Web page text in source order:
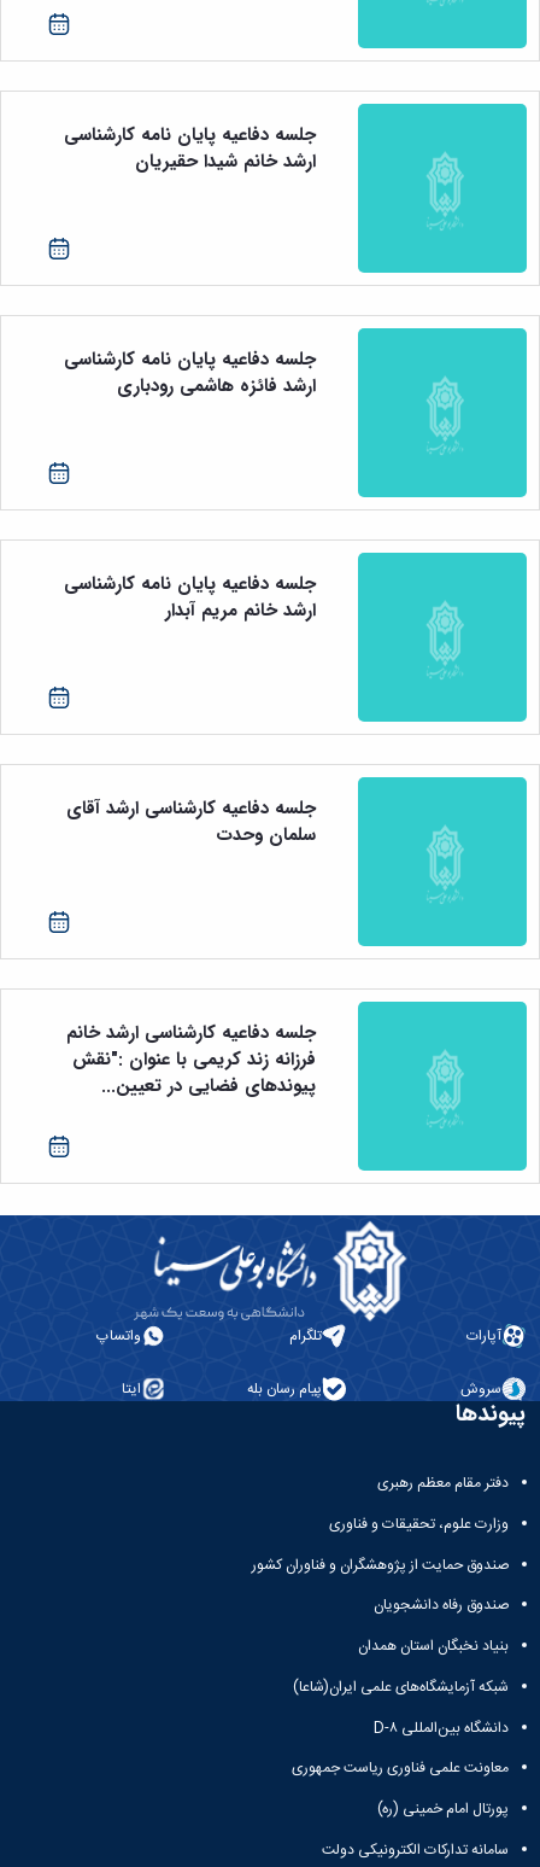
جلسه دفاعیه پایان نامه کارشناسی
ارشد خانم شیدا حقیریان
جلسه دفاعیه پایان نامه کارشناسی
ارشد فائزه هاشمی رودباری
جلسه دفاعیه پایان نامه کارشناسی
ارشد خانم مریم آبدار
جلسه دفاعیه کارشناسی ارشد آقای
سلمان وحدت
جلسه دفاعیه کارشناسی ارشد خانم
فرزانه زند کریمی با عنوان :"نقش
پیوندهای فضایی در تعیین...
آپارات تلگرام واتساپ
سروش پیام رسان بله ایتا
پیوندها
دفتر مقام معظم رهبری
وزارت علوم، تحقیقات و فناوری
صندوق حمایت از پژوهشگران و فناوران کشور
صندوق رفاه دانشجویان
بنیاد نخبگان استان همدان
شبکه آزمایشگاه‌های علمی ایران(شاعا)
دانشگاه بین‌المللی D-۸
معاونت علمی فناوری ریاست جمهوری
پورتال امام خمینی (ره)
سامانه تدارکات الکترونیکی دولت